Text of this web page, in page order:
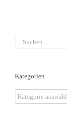
Suche
nach:
Kategorien
Kategorien